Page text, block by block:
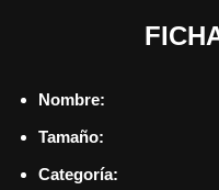
Nombre:
Tamaño:
Categoría: